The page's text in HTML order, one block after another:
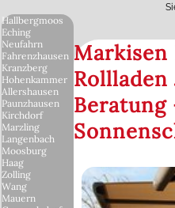
Markisen
Rollladen
Beratung
Hallbergmoos
Eching
Neufahrn
Fahrenzhausen
Kranzberg
Hohenkammer
Allershausen
Paunzhausen
Kirchdorf
Marzling
Langenbach
Moosburg
Haag
Zolling
Wang
Mauern